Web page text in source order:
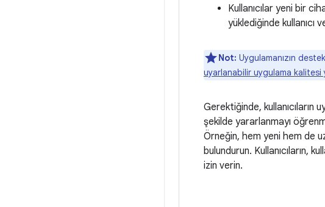
Kullanıcılar yeni bir
yüklediğinde kullanıcı
Not: Uygulamanızın
uyarlanabilir uygulama kalitesi
Gerektiğinde, kullanıcıların
şekilde yararlanmayı
Örneğin, hem yeni hem de
bulundurun. Kullanıcıların,
izin verin.